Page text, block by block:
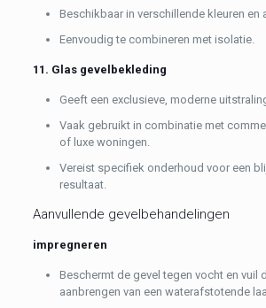
Beschikbaar in verschillende kleuren en
Eenvoudig te combineren met isolatie.
11. Glas gevelbekleding
Geeft een exclusieve, moderne
Vaak gebruikt in combinatie met
of luxe woningen.
Vereist specifiek onderhoud voor een
resultaat.
Aanvullende gevelbehandelingen
impregneren
Beschermt de gevel tegen vocht en vuil
aanbrengen van een waterafstotende